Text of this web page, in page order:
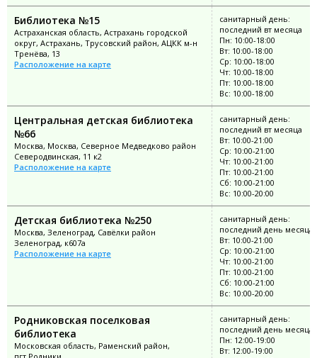
Библиотека №15
Астраханская область, Астрахань городской
округ, Астрахань, Трусовский район, АЦКК м-н
Тренёва, 13
Расположение на карте
санитарный день:
последний вт месяца
Пн: 10:00-18:00
Вт: 10:00-18:00
Ср: 10:00-18:00
Чт: 10:00-18:00
Пт: 10:00-18:00
Вс: 10:00-18:00
Центральная детская библиотека
№66
Москва, Москва, Северное Медведково район
Северодвинская, 11 к2
Расположение на карте
санитарный день:
последний вт месяца
Вт: 10:00-21:00
Ср: 10:00-21:00
Чт: 10:00-21:00
Пт: 10:00-21:00
Сб: 10:00-21:00
Вс: 10:00-20:00
Детская библиотека №250
Москва, Зеленоград, Савёлки район
Зеленоград, к607а
Расположение на карте
санитарный день:
последний день месяца
Вт: 10:00-21:00
Ср: 10:00-21:00
Чт: 10:00-21:00
Пт: 10:00-21:00
Сб: 10:00-21:00
Вс: 10:00-20:00
Родниковская поселковая
библиотека
Московская область, Раменский район,
санитарный день:
последний день месяца
Пн: 12:00-19:00
Вт: 12:00-19:00